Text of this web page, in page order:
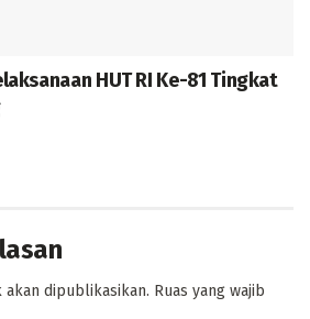
HUT RI Ke-81 Tingkat
akan dipublikasikan. Ruas yang wajib